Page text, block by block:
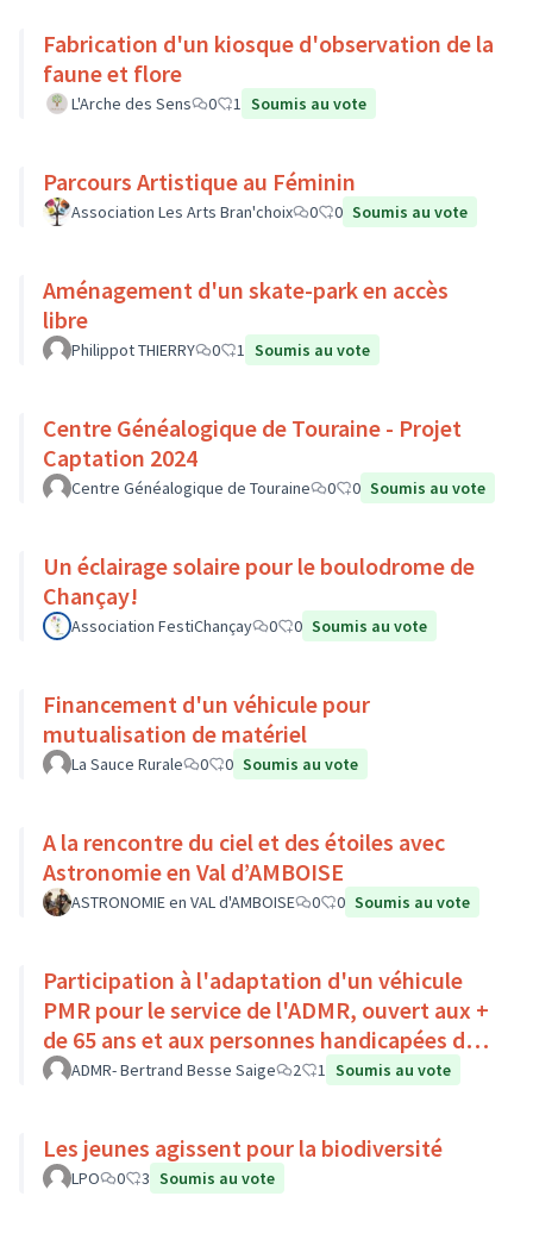
Fabrication d'un kiosque d'observation de la
faune et flore
L'Arche des Sens 0 1 Soumis au vote
Parcours Artistique au Féminin
Association Les Arts Bran'choix 0 0 Soumis au vote
Aménagement d'un skate-park en accès
libre
Philippot THIERRY 0 1 Soumis au vote
Centre Généalogique de Touraine - Projet
Captation 2024
Centre Généalogique de Touraine 0 0 Soumis au vote
Un éclairage solaire pour le boulodrome de
Chançay!
Association FestiChançay 0 0 Soumis au vote
Financement d'un véhicule pour
mutualisation de matériel
La Sauce Rurale 0 0 Soumis au vote
A la rencontre du ciel et des étoiles avec
Astronomie en Val d’AMBOISE
ASTRONOMIE en VAL d'AMBOISE 0 0 Soumis au vote
Participation à l'adaptation d'un véhicule
PMR pour le service de l'ADMR, ouvert aux +
de 65 ans et aux personnes handicapées du
Pays Loire-Touraine.
ADMR- Bertrand Besse Saige 2 1 Soumis au vote
Les jeunes agissent pour la biodiversité
LPO 0 3 Soumis au vote